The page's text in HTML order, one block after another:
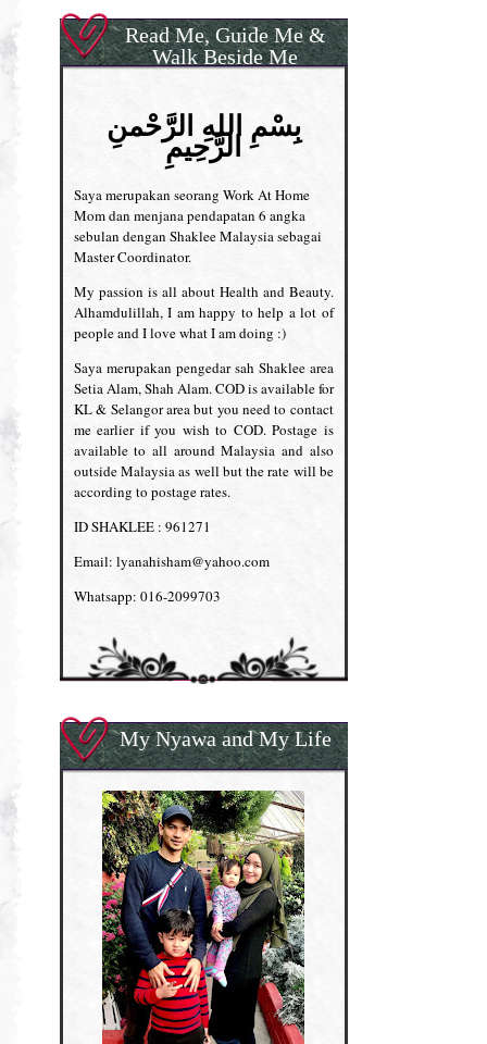
Read Me, Guide Me &
Walk Beside Me
بِسْمِ اللهِ الرَّحْمنِ
الرَّحِيمِ
Saya merupakan seorang Work At Home
Mom dan menjana pendapatan 6 angka
sebulan dengan Shaklee Malaysia sebagai
Master Coordinator.
My passion is all about Health and Beauty.
Alhamdulillah, I am happy to help a lot of
people and I love what I am doing :)
Saya merupakan pengedar sah Shaklee area
Setia Alam, Shah Alam. COD is available for
KL & Selangor area but you need to contact
me earlier if you wish to COD. Postage is
available to all around Malaysia and also
outside Malaysia as well but the rate will be
according to postage rates.
ID SHAKLEE : 961271
Email: lyanahisham@yahoo.com
Whatsapp: 016-2099703
My Nyawa and My Life